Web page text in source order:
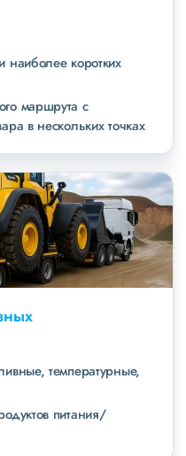
наиболее коротких
маршрута с
в нескольких точках
температурные,
питания/